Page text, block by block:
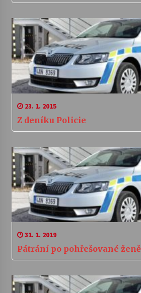
23. 1. 2015
Z deníku Policie
31. 1. 2019
Pátrání po pohřešované ženě